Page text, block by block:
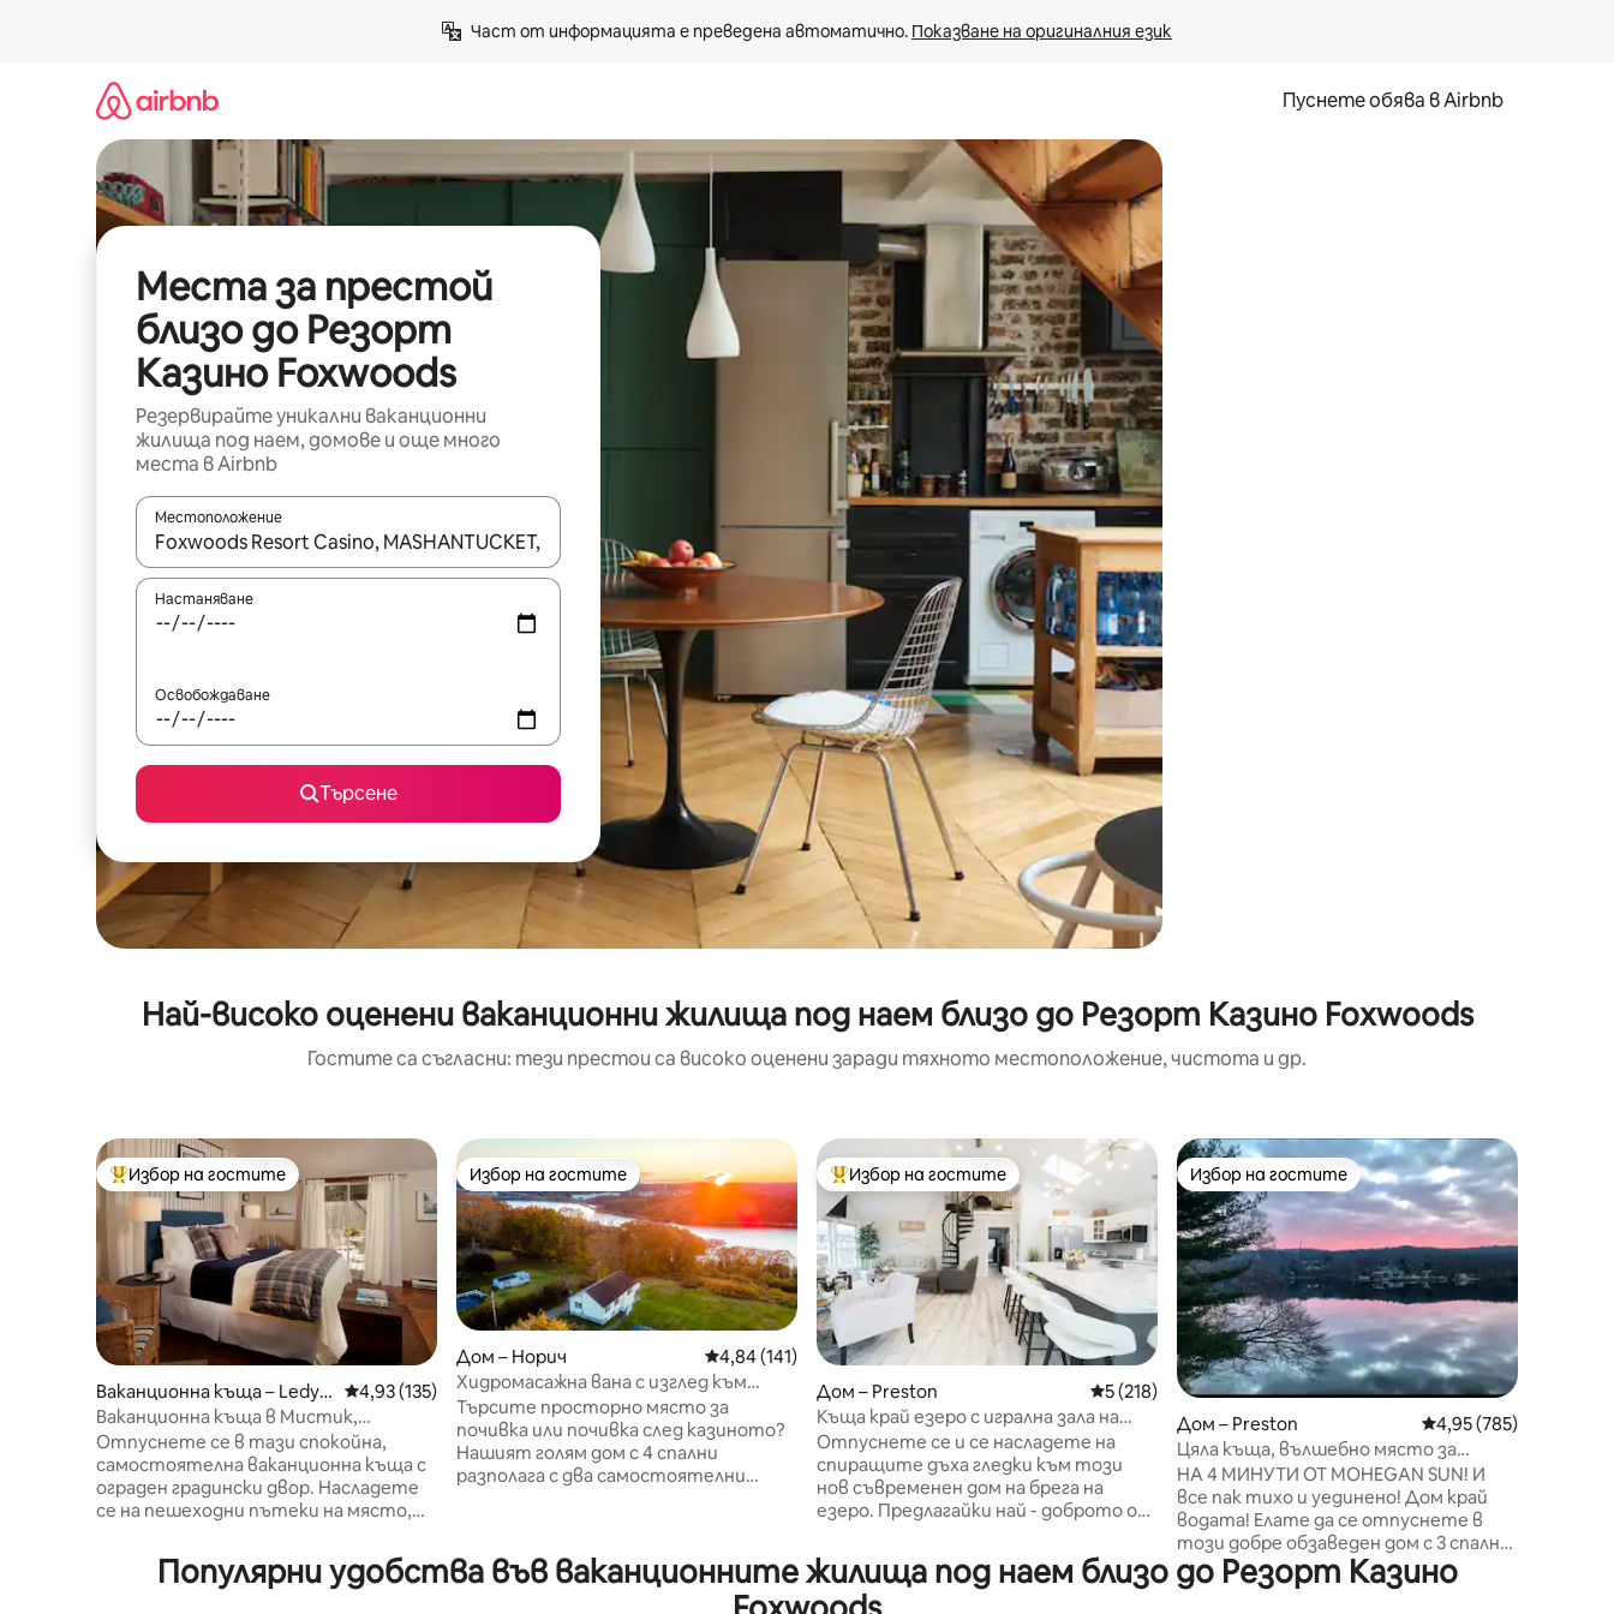
Част от информацията е преведена автоматично. Показване на оригиналния език
Пуснете обява в Airbnb
Места за престой
близо до Резорт
Казино Foxwoods
Резервирайте уникални ваканционни
жилища под наем, домове и още много
места в Airbnb
Местоположение
Когато резултатите се покажат, използвайте клавишите със стрелки нагоре и надолу или навигирайте с докосване или плъзгане.
Настаняване
Освобождаване
Търсене
Най-високо оценени ваканционни жилища под наем близо до Резорт Казино Foxwoods
Гостите са съгласни: тези престои са високо оценени заради тяхното местоположение, чистота и др.
Най-популярен избор на гостите
Избор на гостите
Ваканционна къща – Ledya
rd
Средна оценка: 4,93 от 5, 135 отзива
4,93 (135)
Ваканционна къща в Мистик,
Кънектикът, подходяща за домашни
любимци, с туристически пътеки
Отпуснете се в тази спокойна,
самостоятелна ваканционна къща с
ограден градински двор. Насладете
се на пешеходни пътеки на място,
електромобили, открит салон,
хамаци, огнище, игри на морава и
Избор на гостите
Избор на гостите
Дом – Норич Средна оценка: 4,84 от 5, 141 отзива
4,84 (141)
Хидромасажна вана с изглед към
реката и казиното
Търсите просторно място за
почивка или почивка след казиното?
Нашият голям дом с 4 спални
разполага с два самостоятелни
домашните любимци, така че
донесете и Фидо със себе си.
Най-популярен избор на гостите
Избор на гостите
Дом – Preston Средна оценка: 5 от 5, 218 отзива
5 (218)
Къща край езеро с игрална зала на
5 минути от Фоксуудс и Мохеган
Отпуснете се и се насладете на
спиращите дъха гледки към този
нов съвременен дом на брега на
езеро. Предлагайки най - доброто от
Foxwoods, на 10 минути от Mohegan
Sun, с множество възможности за
пешеходен туризъм, разходки с
Избор на гостите
Избор на гостите
Дом – Preston Средна оценка: 4,95
4,95 (785)
Цяла къща, вълшебно място за
почивка на брега
НА 4 МИНУТИ ОТ MOHEGAN SUN! И
все пак тихо и уединено! Дом край
водата! Елате да се отпуснете в
този добре обзаведен дом с 3 спални
и 2 бани и спираща дъха гледка към
залива Покетанък! Наслаждавам се
Популярни удобства във ваканционните жилища под наем близо до Резорт Казино